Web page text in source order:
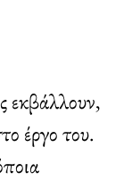
εκβάλλουν,
έργο του.